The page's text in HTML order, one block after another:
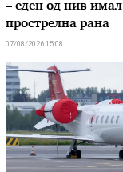
– еден од нив имал
прострелна рана
07/08/2026 15:08